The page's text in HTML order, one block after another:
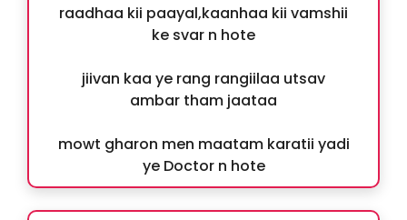
raadhaa kii paayal,kaanhaa kii vamshii
ke svar n hote
jiivan kaa ye rang rangiilaa utsav
ambar tham jaataa
mowt gharon men maatam karatii yadi
ye Doctor n hote